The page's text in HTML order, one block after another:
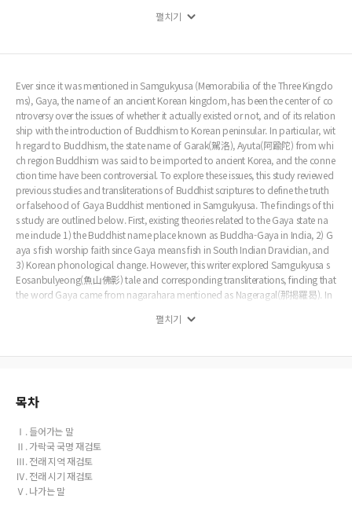
국유사」「파사석탑」에서 언급된 ‘상교(像敎)’라는 말에 주목했다. ‘상교=불교’로 이
면, ‘상교’ 가 나오는 구절을 ‘불상과 경전이 없어서 절을 짓지 못했다’로 번역할 수 있기
거슬러 올라갈 수 있다고 보았다.
펼치기
Ever since it was mentioned in Samgukyusa (Memorabilia of the Three Kingdo
ms), Gaya, the name of an ancient Korean kingdom, has been the center of co
ntroversy over the issues of whether it actually existed or not, and of its relation
ship with the introduction of Buddhism to Korean peninsular. In particular, wit
h regard to Buddhism, the state name of Garak(駕洛), Ayuta(阿踰陀) from whi
ch region Buddhism was said to be imported to ancient Korea, and the conne
ction time have been controversial. To explore these issues, this study reviewed
previous studies and transliterations of Buddhist scriptures to define the truth
or falsehood of Gaya Buddhist mentioned in Samgukyusa. The findings of thi
s study are outlined below. First, existing theories related to the Gaya state na
me include 1) the Buddhist name place known as Buddha-Gaya in India, 2) G
aya s fish worship faith since Gaya means fish in South Indian Dravidian, and
3) Korean phonological change. However, this writer explored Samgukyusa s
Eosanbulyeong(魚山佛影) tale and corresponding transliterations, finding that
the word Gaya came from nagarahara mentioned as Nageragal(那揭羅曷). In
and East in ancient times, and part of Gandhara from which region Buddhist s
heories related to the origin from which Buddhism was brought to Gaya, whic
mented the existing theories and saw the area as an actual city in the middle a
aching time, attention was paid to ‘Sanggyo(像敎)’ mentioned in Samgukyusa
s PasaSeokdap(婆娑石塔). Apart from the general understanding or interpretat
ion of ‘Sanggyo=Buddhism’, if the word Sanggyo is originally meant as Budd
ha image and Buddha teaching, it can be translated as being unable to build t
emples due to the absence of Buddha image and Buddhist scriptures. In other
펼치기
목차
Ⅰ. 들어가는 말
Ⅱ. 가락국 국명 재검토
Ⅲ. 전래 지역 재검토
Ⅳ. 전래 시기 재검토
Ⅴ. 나가는 말